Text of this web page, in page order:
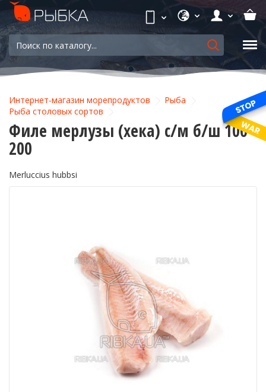
Интернет-магазин морепродуктов
Рыба
Рыба столовых сортов
Филе мерлузы (хека) с/м б/ш 100-
200
Merluccius hubbsi